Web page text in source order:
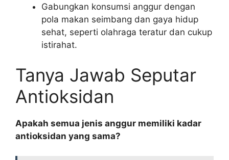
Gabungkan konsumsi anggur dengan
pola makan seimbang dan gaya hidup
sehat, seperti olahraga teratur dan cukup
istirahat.
Tanya Jawab Seputar
Antioksidan
Apakah semua jenis anggur memiliki kadar
antioksidan yang sama?